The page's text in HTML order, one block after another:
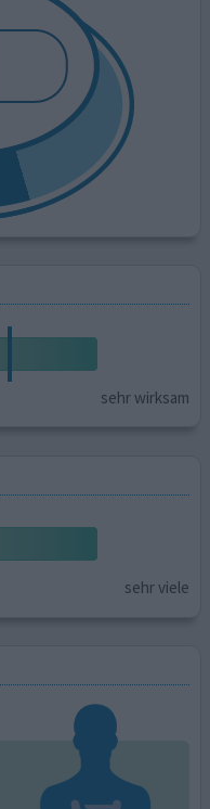
sehr wirksam
sehr viele